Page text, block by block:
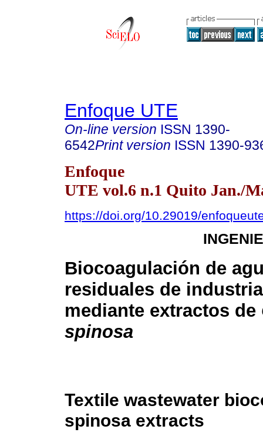
Enfoque UTE
On-line version ISSN 1390-
6542Print version ISSN 1390-
Enfoque
UTE vol.6 n.1 Quito Jan./
https://doi.org/10.29019/
Biocoagulación de
residuales de
mediante extractos de
spinosa
Textile wastewater
spinosa extracts